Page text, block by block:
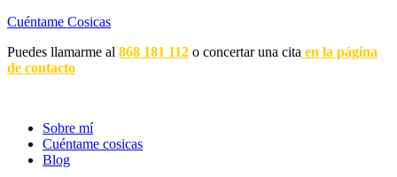
Cuéntame Cosicas
Puedes llamarme al 868 181 112 o concertar una cita en la página
de contacto
Sobre mí
Cuéntame cosicas
Blog